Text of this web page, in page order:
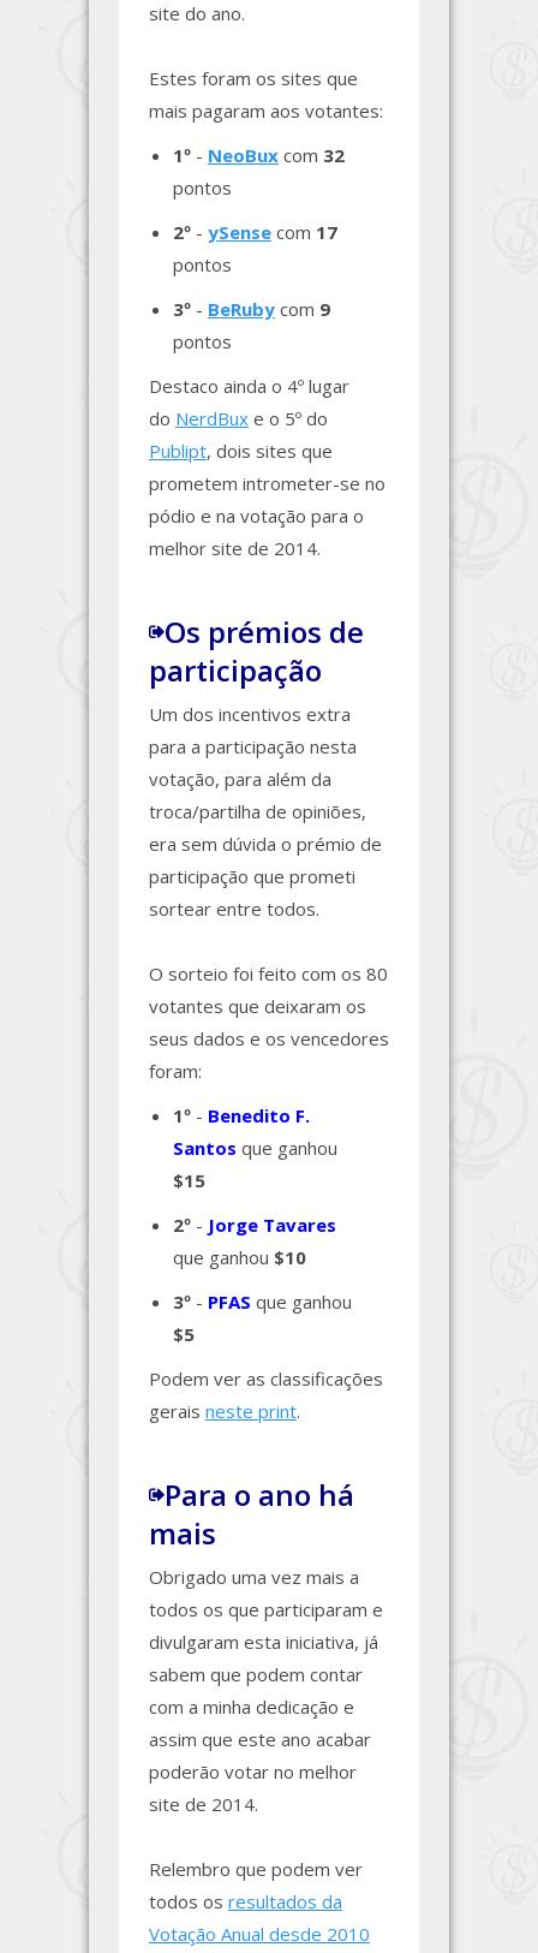
site do ano.
Estes foram os sites que
mais pagaram aos votantes:
1º - NeoBux com 32
pontos
2º - ySense com 17
pontos
3º - BeRuby com 9
pontos
Destaco ainda o 4º lugar
do NerdBux e o 5º do
Publipt, dois sites que
prometem intrometer-se no
pódio e na votação para o
melhor site de 2014.
Os prémios de
participação
Um dos incentivos extra
para a participação nesta
votação, para além da
troca/partilha de opiniões,
era sem dúvida o prémio de
participação que prometi
sortear entre todos.
O sorteio foi feito com os 80
votantes que deixaram os
seus dados e os vencedores
foram:
1º - Benedito F.
Santos que ganhou
$15
2º - Jorge Tavares
que ganhou $10
3º - PFAS que ganhou
$5
Podem ver as classificações
gerais neste print.
Para o ano há
mais
Obrigado uma vez mais a
todos os que participaram e
divulgaram esta iniciativa, já
sabem que podem contar
com a minha dedicação e
assim que este ano acabar
poderão votar no melhor
site de 2014.
Relembro que podem ver
todos os resultados da
Votação Anual desde 2010